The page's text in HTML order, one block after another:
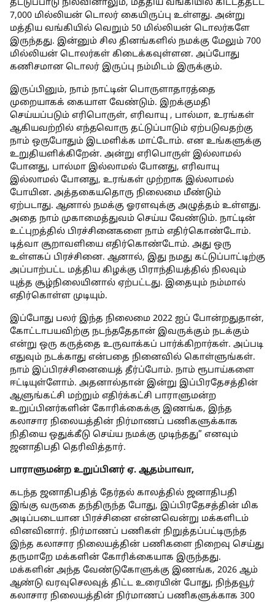
தட்டுப்பாடு நிலவினாலும், மத்திய வங்கியில் கிட்டத்தட்ட
7,000 மில்லியன் டொலர் கையிருப்பு உள்ளது. அன்று
மத்திய வங்கியில் வெறும் 50 மில்லியன் டொலர்களே
இருந்தது. இன்னும் சில தினங்களில் நமக்கு மேலும் 700
மில்லியன் டொலர்கள் கிடைக்கவுள்ளன. அப்போது
கணிசமான டொலர் இருப்பு நம்மிடம் இருக்கும்.
இருப்பினும், நாம் நாட்டின் பொருளாதாரத்தை
முறையாகக் கையாள வேண்டும். இறக்குமதி
செய்யப்படும் எரிபொருள், எரிவாயு , பால்மா, உரங்கள்
ஆகியவற்றில் எந்தவொரு தட்டுப்பாடும் ஏற்படுவதற்கு
நாம் ஒருபோதும் இடமளிக்க மாட்டோம். என உங்களுக்கு
உறுதியளிக்கிறேன். அன்று எரிபொருள் இல்லாமல்
போனது, பால்மா இல்லாமல் போனது, எரிவாயு
இல்லாமல் போனது, உரங்கள் முற்றாக இல்லாமல்
போயின. அத்தகையதொரு நிலைமை மீண்டும்
ஏற்படாது. ஆனால் நமக்கு ஓரளவுக்கு அழுத்தம் உள்ளது.
அதை நாம் முகாமைத்துவம் செய்ய வேண்டும். நாட்டின்
உட்புறத்தில் பிரச்சினைகளை நாம் எதிர்கொண்டோம்.
டித்வா சூறாவளியை எதிர்கொண்டோம். அது ஒரு
உள்ளகப் பிரச்சினை. ஆனால், இது நமது கட்டுப்பாட்டிற்கு
அப்பாற்பட்ட மத்திய கிழக்கு பிராந்தியத்தில் நிலவும்
யுத்த சூழ்நிலையினால் ஏற்பட்டது. இதையும் நம்மால்
எதிர்கொள்ள முடியும்.
இப்போது பலர் இந்த நிலைமை 2022 ஐப் போன்றதுதான்,
கோட்டாபயவிற்கு நடந்ததேதான் இவருக்கும் நடக்கும்
என்று ஒரு கருத்தை உருவாக்கப் பார்க்கிறார்கள். அப்படி
எதுவும் நடக்காது என்பதை நினைவில் கொள்ளுங்கள்.
நாம் இப்பிரச்சினையைத் தீர்ப்போம். நாம் ரூபாய்களை
ஈட்டியுள்ளோம். அதனால்தான் இன்று இப்பிரதேசத்தின்
ஆளுங்கட்சி மற்றும் எதிர்க்கட்சி பாராளுமன்ற
உறுப்பினர்களின் கோரிக்கைக்கு இணங்க, இந்த
கலாசார நிலையத்தின் நிர்மாணப் பணிகளுக்காக
நிதியை ஒதுக்கீடு செய்ய நமக்கு முடிந்தது” எனவும்
ஜனாதிபதி தெரிவித்தார்.
பாராளுமன்ற உறுப்பினர் ஏ. ஆதம்பாவா,
கடந்த ஜனாதிபதித் தேர்தல் காலத்தில் ஜனாதிபதி
இங்கு வருகை தந்திருந்த போது, இப்பிரதேசத்தின் மிக
அடிப்படையான பிரச்சினை என்னவென்று மக்களிடம்
வினவினார். நிர்மாணப் பணிகள் நிறுத்தப்பட்டிருந்த
இந்த கலாசார நிலையத்தின் பணிகளை நிறைவு செய்து
தருமாறே மக்களின் கோரிக்கையாக இருந்தது.
மக்களின் அந்த வேண்டுகோளுக்கு இணங்க, 2026 ஆம்
ஆண்டு வரவுசெலவுத் திட்ட உரையின் போது, நிந்தவூர்
கலாசார நிலையத்தின் நிர்மாணப் பணிகளுக்காக 300